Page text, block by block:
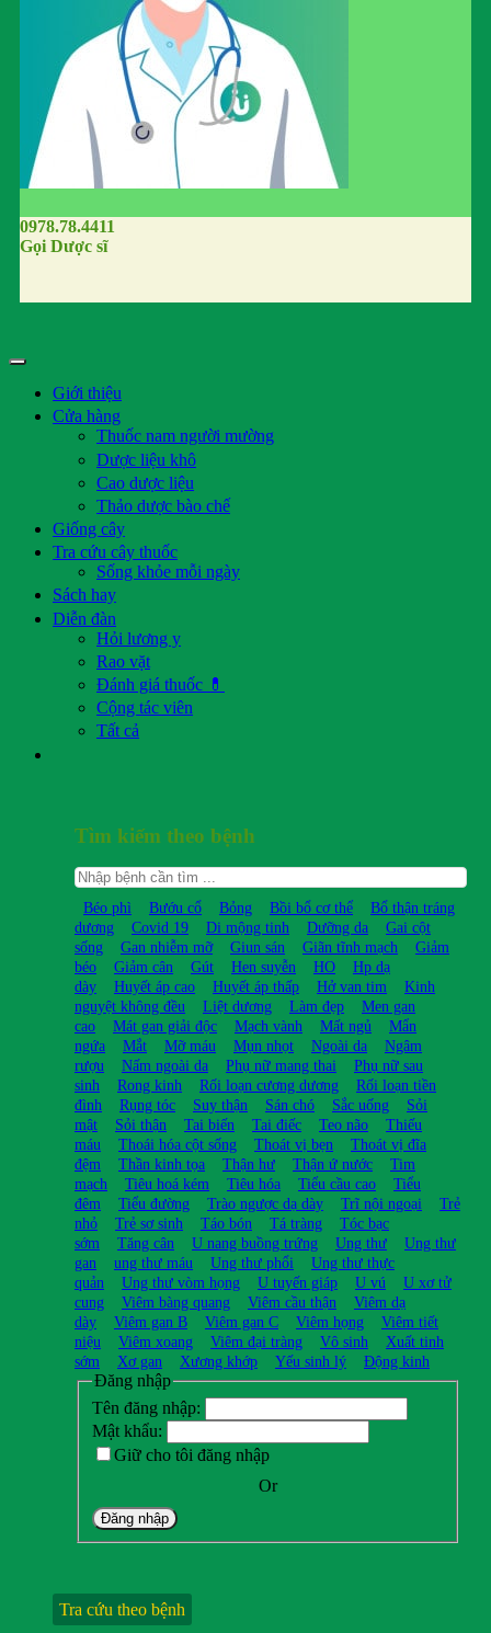
0978.78.4411
Gọi Dược sĩ
Giới thiệu
Cửa hàng
Thuốc nam người mường
Dược liệu khô
Cao dược liệu
Thảo dược bào chế
Giống cây
Tra cứu cây thuốc
Sống khỏe mỗi ngày
Sách hay
Diễn đàn
Hỏi lương y
Rao vặt
Đánh giá thuốc 💊
Cộng tác viên
Tất cả
Tìm kiếm theo bệnh
Béo phì Bướu cổ Bỏng Bồi bổ cơ thể
Bổ thận tráng
dương
Covid 19 Di mộng tinh Dưỡng da
Gai cột
sống
Gan nhiễm mỡ Giun sán Giãn tĩnh mạch
Giảm
béo
Giảm cân Gút Hen suyễn HO
Hp dạ
dày
Huyết áp cao Huyết áp thấp Hở van tim
Kinh
nguyệt không đều
Liệt dương Làm đẹp
Men gan
cao
Mát gan giải độc Mạch vành Mất ngủ
Mẩn
ngứa
Mắt Mỡ máu Mụn nhọt Ngoài da
Ngâm
rượu
Nấm ngoài da Phụ nữ mang thai
Phụ nữ sau
sinh
Rong kinh Rối loạn cương dương
Rối loạn tiền
đình
Rụng tóc Suy thận Sán chó Sắc uống
Sỏi
mật
Sỏi thận Tai biến Tai điếc Teo não
Thiếu
máu
Thoái hóa cột sống Thoát vị bẹn
Thoát vị đĩa
đệm
Thần kinh tọa Thận hư Thận ứ nước
Tim
mạch
Tiêu hoá kém Tiêu hóa Tiểu cầu cao
Tiểu
đêm
Tiểu đường Trào ngược dạ dày Trĩ nội ngoại
Trẻ
nhỏ
Trẻ sơ sinh Táo bón Tá tràng
Tóc bạc
sớm
Tăng cân U nang buồng trứng Ung thư
Ung thư
gan
ung thư máu Ung thư phổi
Ung thư thực
quản
Ung thư vòm họng U tuyến giáp U vú
U xơ tử
cung
Viêm bàng quang Viêm cầu thận
Viêm dạ
dày
Viêm gan B Viêm gan C Viêm họng
Viêm tiết
niệu
Viêm xoang Viêm đại tràng Vô sinh
Xuất tinh
sớm
Xơ gan Xương khớp Yếu sinh lý Động kinh
Đăng nhập
Tên đăng nhập:
Mật khẩu:
Giữ cho tôi đăng nhập
Or
Đăng nhập
Tra cứu theo bệnh